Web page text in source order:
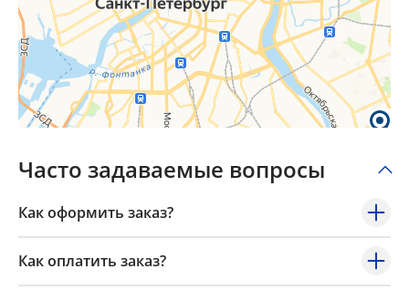
Часто задаваемые вопросы
Как оформить заказ?
Как оплатить заказ?